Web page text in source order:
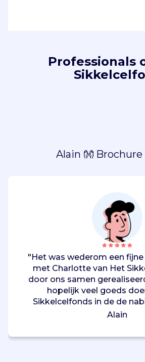
Professionals
Alain 👐
"Het was wederom een
met Charlotte van Het
door ons samen
hopelijk veel goeds
Sikkelcelfonds in de de
Alain